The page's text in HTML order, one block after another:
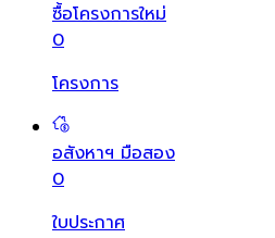
ซื้อโครงการใหม่
0
โครงการ
อสังหาฯ มือสอง
0
ใบประกาศ